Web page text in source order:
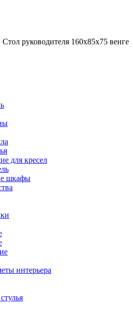
руководителя 160х85х75 венге
для кресел
шкафы
интерьера